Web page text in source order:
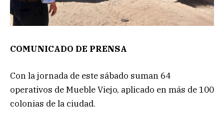
COMUNICADO DE PRENSA
Con la jornada de este sábado suman 64
operativos de Mueble Viejo, aplicado en más de 100
colonias de la ciudad.